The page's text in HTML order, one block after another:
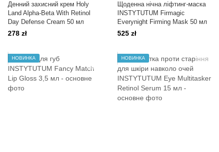
Денний захисний крем Holy
Land Alpha-Beta With Retinol
Day Defense Cream 50 мл
278 zł
Щоденна нічна ліфтинг-маска
INSTYTUTUM Firmagic
Everynight Firming Mask 50 мл
525 zł
НОВИНКА НОВИНКА